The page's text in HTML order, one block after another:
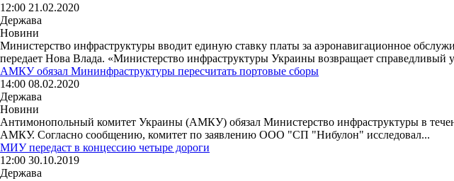
12:00 21.02.2020
Держава
Новини
Министерство инфраструктуры вводит единую ставку платы за аэронавигационное
передает Нова Влада. «Министерство инфраструктуры Украины возвращает справедливый
АМКУ обязал Мининфраструктуры пересчитать портовые сборы
14:00 08.02.2020
Держава
Новини
Антимонопольный комитет Украины (АМКУ) обязал Министерство инфраструктуры в
АМКУ. Согласно сообщению, комитет по заявлению ООО "СП "Нибулон" исследовал...
МИУ передаст в концессию четыре дороги
12:00 30.10.2019
Держава